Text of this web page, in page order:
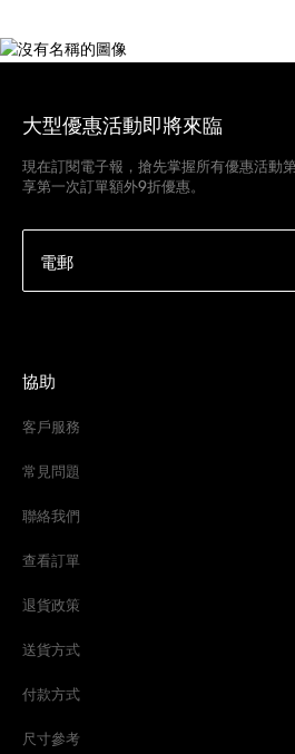
大型優惠活動即將來臨
現在訂閱電子報，搶先掌握所有優惠活動
享第一次訂單額外9折優惠。
電郵
協助
客戶服務
常見問題
聯絡我們
查看訂單
退貨政策
送貨方式
付款方式
尺寸參考